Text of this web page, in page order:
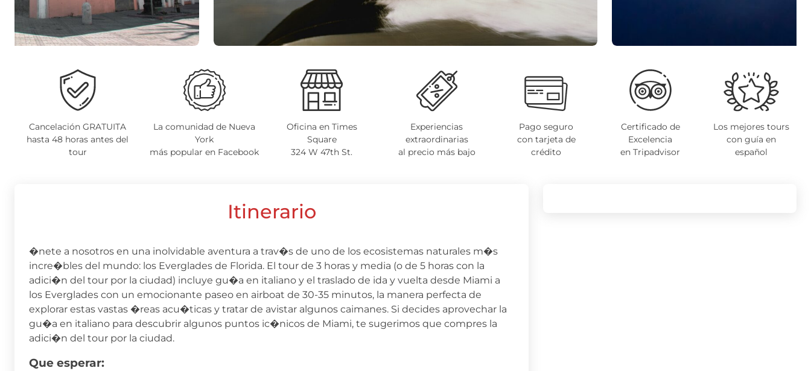
Cancelación GRATUITA
hasta 48 horas antes del
tour
La comunidad de Nueva
York
más popular en Facebook
Oficina en Times
Square
324 W 47th St.
Experiencias
extraordinarias
al precio más bajo
Pago seguro
con tarjeta de
crédito
Certificado de
Excelencia
en Tripadvisor
Los mejores tours
con guía en
español
Itinerario
�nete a nosotros en una inolvidable aventura a trav�s de uno de los ecosistemas naturales m�s
incre�bles del mundo: los Everglades de Florida. El tour de 3 horas y media (o de 5 horas con la
adici�n del tour por la ciudad) incluye gu�a en italiano y el traslado de ida y vuelta desde Miami a
los Everglades con un emocionante paseo en airboat de 30-35 minutos, la manera perfecta de
explorar estas vastas �reas acu�ticas y tratar de avistar algunos caimanes. Si decides aprovechar la
gu�a en italiano para descubrir algunos puntos ic�nicos de Miami, te sugerimos que compres la
adici�n del tour por la ciudad.
Que esperar: